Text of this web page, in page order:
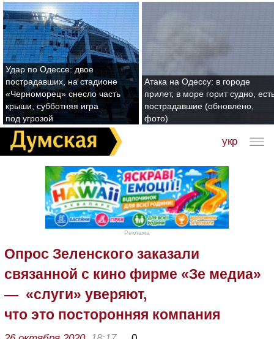
Удар по Одессе: двое
пострадавших, на стадионе
«Черноморец» снесло часть
крыши, субботняя игра
под угрозой
Атака на Одессу: в городе
прилет, в море горит судно,
пострадавшие (обновлено,
фото)
укр
Реклама
Опрос Зеленского заказали
связанной с кино фирме «Зе медиа»
— «слуги» уверяют,
что это посторонняя компания